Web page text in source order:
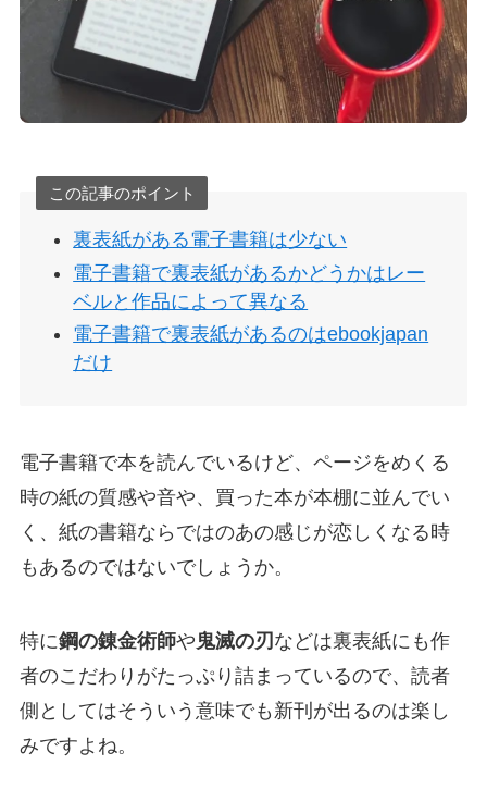
この記事のポイント
裏表紙がある電子書籍は少ない
電子書籍で裏表紙があるかどうかはレー
ベルと作品によって異なる
電子書籍で裏表紙があるのはebookjapan
だけ
電子書籍で本を読んでいるけど、ページをめくる
時の紙の質感や音や、買った本が本棚に並んでい
く、紙の書籍ならではのあの感じが恋しくなる時
もあるのではないでしょうか。
特に鋼の錬金術師や 鬼滅の刃 などは裏表紙にも作
者のこだわりがたっぷり詰まっているので、読者
側としてはそういう意味でも新刊が出るのは楽し
みですよね。